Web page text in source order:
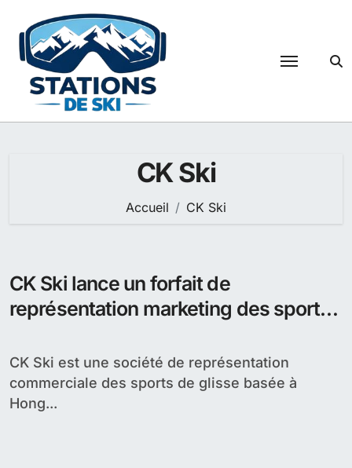
contenu
CK Ski
Accueil CK Ski
CK Ski lance un forfait de
représentation marketing des sports
CK Ski est une société de représentation
commerciale des sports de glisse basée à
Hong...